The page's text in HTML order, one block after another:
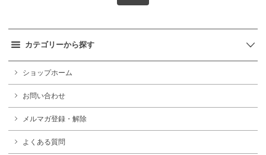
カテゴリーから探す
ショップホーム
お問い合わせ
メルマガ登録・解除
よくある質問